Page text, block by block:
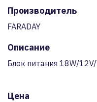
Производитель
FARADAY
Описание
Блок питания 18W/
Цена